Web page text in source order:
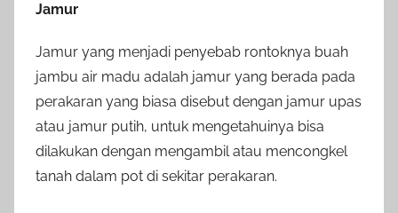
Jamur
Jamur yang menjadi penyebab rontoknya buah
jambu air madu adalah jamur yang berada pada
perakaran yang biasa disebut dengan jamur upas
atau jamur putih, untuk mengetahuinya bisa
dilakukan dengan mengambil atau mencongkel
tanah dalam pot di sekitar perakaran.